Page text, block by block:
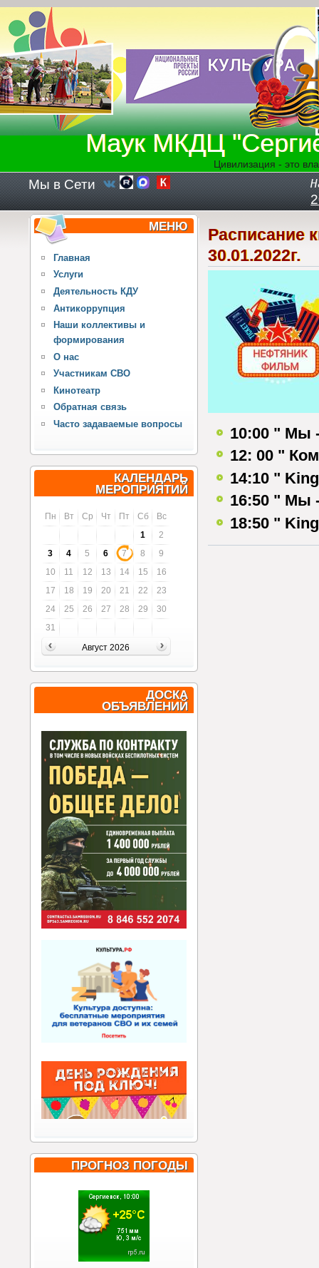
Перейти к основному содержанию
Маук МКДЦ
Цивилизация - это
Мы в Сети
МЕНЮ
Главная
Услуги
Деятельность КДУ
Антикоррупция
Наши коллективы и
формирования
О нас
Участникам СВО
Кинотеатр
Обратная связь
Часто задаваемые вопросы
КАЛЕНДАРЬ
МЕРОПРИЯТИЙ
Пн Вт Ср Чт Пт Сб
Вс
1
2
3
4 5 6 7 8
9
10
11 12 13 14 15
16
17
18 19 20 21 22
23
24
25 26 27 28 29
30
31
Август 2026
ДОСКА
ОБЪЯВЛЕНИЙ
ПРОГНОЗ ПОГОДЫ
Расписание
30.01.2022г.
10:00 " Мы
12: 00 "
14:10 "
16:50 " Мы
18:50 "